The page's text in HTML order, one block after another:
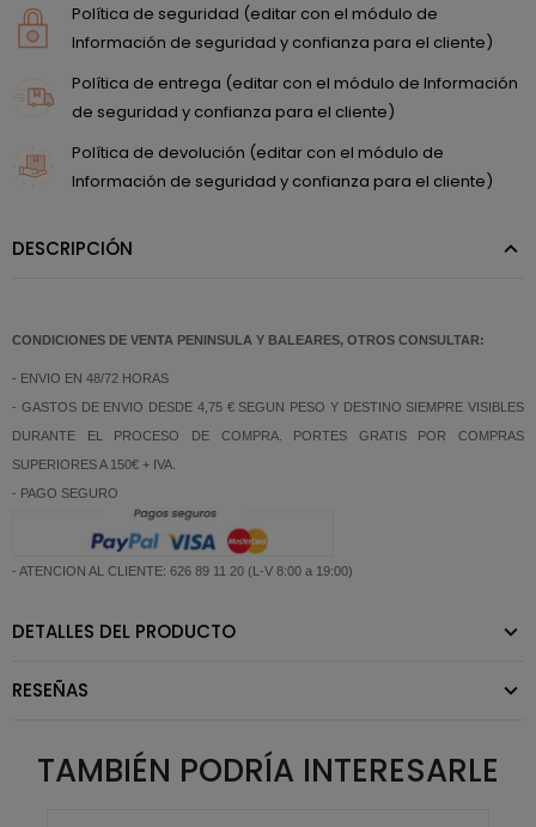
Política de seguridad (editar con el módulo de
Información de seguridad y confianza para el cliente)
Política de entrega (editar con el módulo de Información
de seguridad y confianza para el cliente)
Política de devolución (editar con el módulo de
Información de seguridad y confianza para el cliente)
DESCRIPCIÓN
CONDICIONES DE VENTA PENINSULA Y BALEARES, OTROS CONSULTAR:
- ENVIO EN 48/72 HORAS
- GASTOS DE ENVIO DESDE 4,75 € SEGUN PESO Y DESTINO SIEMPRE VISIBLES
DURANTE EL PROCESO DE COMPRA. PORTES GRATIS POR COMPRAS
SUPERIORES A 150€ + IVA.
- PAGO SEGURO
- ATENCION AL CLIENTE: 626 89 11 20 (L-V 8:00 a 19:00)
DETALLES DEL PRODUCTO
RESEÑAS
TAMBIÉN PODRÍA INTERESARLE